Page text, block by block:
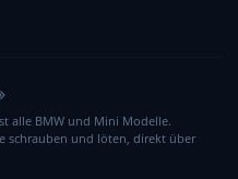
alle BMW und Mini Modelle.
schrauben und löten, direkt über